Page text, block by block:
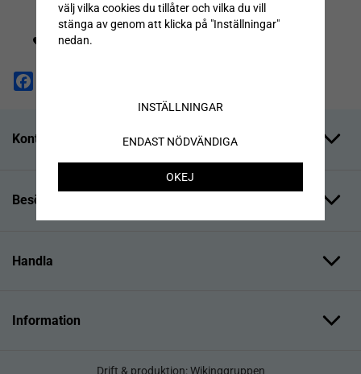
SPARA SOM FAVORIT
Kontakta oss
Besök oss
Handla
Information
Drift & produktion:Wikinggruppen
välj vilka cookies du tillåter och vilka du vill
stänga av genom att klicka på "Inställningar"
nedan.
INSTÄLLNINGAR
ENDAST NÖDVÄNDIGA
OKEJ